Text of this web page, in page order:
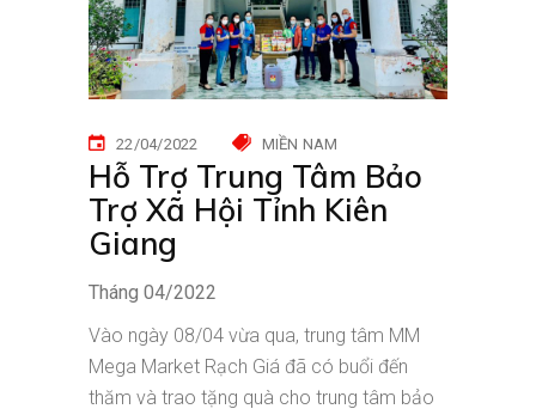
22/04/2022 MIỀN NAM
Hỗ Trợ Trung Tâm Bảo
Trợ Xã Hội Tỉnh Kiên
Giang
Tháng 04/2022
Vào ngày 08/04 vừa qua, trung tâm MM
Mega Market Rạch Giá đã có buổi đến
thăm và trao tặng quà cho trung tâm bảo